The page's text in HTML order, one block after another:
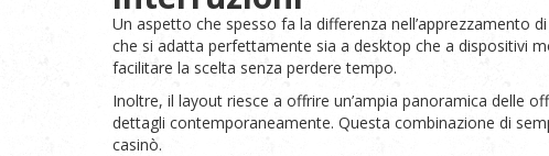
Un aspetto che spesso fa la differenza nell’apprezzamento
che si adatta perfettamente sia a desktop che a dispositivi
facilitare la scelta senza perdere tempo.
Inoltre, il layout riesce a offrire un’ampia panoramica delle
dettagli contemporaneamente. Questa combinazione di
casinò.